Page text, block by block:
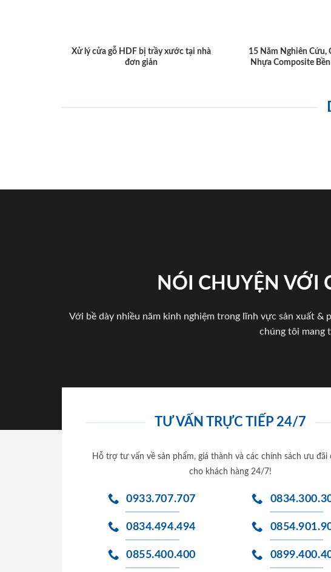
Xử lý cửa gỗ HDF bị trầy xước tại nhà
đơn giản
15 Năm Nghiên Cứu,
Nhựa Composite
NÓI CHUYỆN VỚI
Với bề dày nhiều năm kinh nghiệm trong lĩnh vực sản xuất &
chúng tôi mang
TƯ VẤN TRỰC TIẾP 24/7
Hỗ trợ tư vấn về sản phẩm, giá thành và các chính sách ưu đãi
cho khách hàng 24/7!
0933.707.707
0834.494.494
0855.400.400